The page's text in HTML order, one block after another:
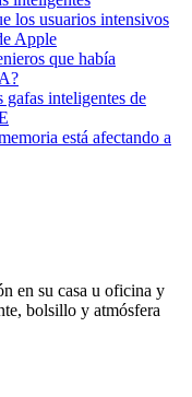
los usuarios intensivos
Apple
que había
inteligentes de
está afectando a
en su casa u oficina y
bolsillo y atmósfera